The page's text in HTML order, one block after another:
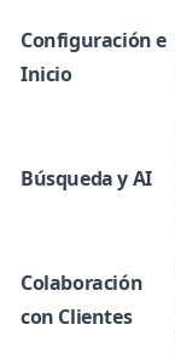
Configuración e
Inicio
Búsqueda y AI
Colaboración
con Clientes